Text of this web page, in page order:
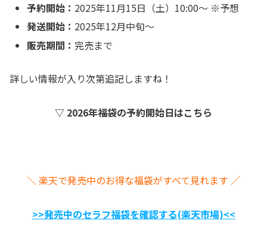
予約開始： 2025年11月15日（土）10:00〜 ※予想
発送開始： 2025年12月中旬〜
販売期間： 完売まで
詳しい情報が入り次第追記しますね！
▽ 2026年福袋の予約開始日はこちら
＼ 楽天で発売中のお得な福袋がすべて見れます ／
>>発売中のセラフ福袋を確認する(楽天市場)<<